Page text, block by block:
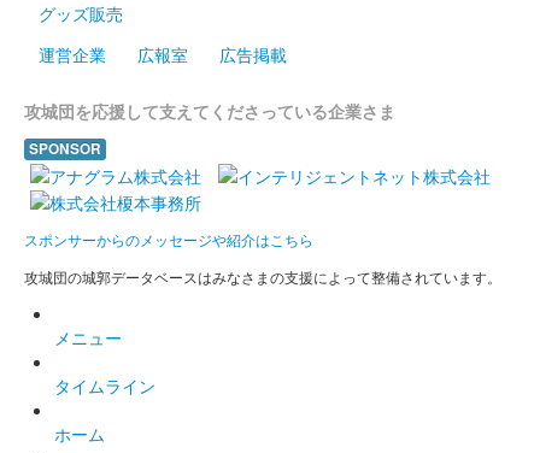
グッズ販売
運営企業
広報室 広告掲載
攻城団を応援して支えてくださっている企業さま
SPONSOR
スポンサーからのメッセージや紹介はこちら
攻城団の城郭データベースはみなさまの支援によって整備されています。
メニュー
タイムライン
ホーム